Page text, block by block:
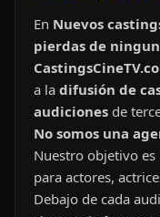
En Nuevos
pierdas de
a la difusión de
audiciones de
No somos una
Nuestro objetivo
para actores,
Debajo de cada